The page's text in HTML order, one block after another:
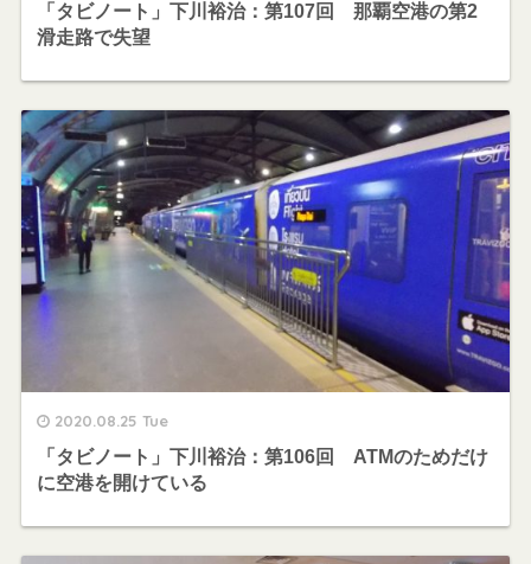
「タビノート」下川裕治：第107回 那覇空港の第2
滑走路で失望
2020.08.25 Tue
「タビノート」下川裕治：第106回 ATMのためだけ
に空港を開けている